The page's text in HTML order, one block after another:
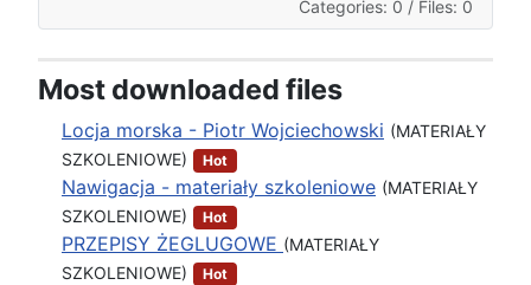
Categories: 0 / Files: 0
Most downloaded files
Locja morska - Piotr Wojciechowski (MATERIAŁY
SZKOLENIOWE)
Hot
Nawigacja - materiały szkoleniowe (MATERIAŁY
SZKOLENIOWE)
Hot
PRZEPISY ŻEGLUGOWE (MATERIAŁY
SZKOLENIOWE)
Hot